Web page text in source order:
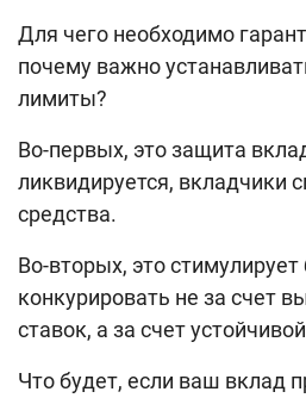
Для чего необходимо
почему важно
лимиты?
Во-первых, это защита
ликвидируется, вкладчики
средства.
Во-вторых, это стимулирует
конкурировать не за счет
ставок, а за счет
Что будет, если ваш вклад